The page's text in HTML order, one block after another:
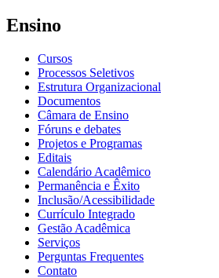
Ensino
Cursos
Processos Seletivos
Estrutura Organizacional
Documentos
Câmara de Ensino
Fóruns e debates
Projetos e Programas
Editais
Calendário Acadêmico
Permanência e Êxito
Inclusão/Acessibilidade
Currículo Integrado
Gestão Acadêmica
Serviços
Perguntas Frequentes
Contato